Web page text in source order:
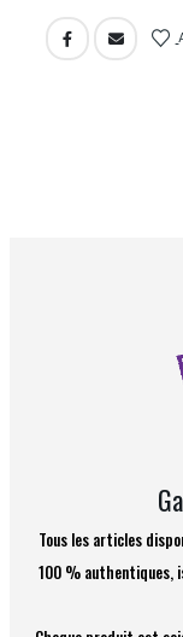
Tous les articles
100 % authentiques,